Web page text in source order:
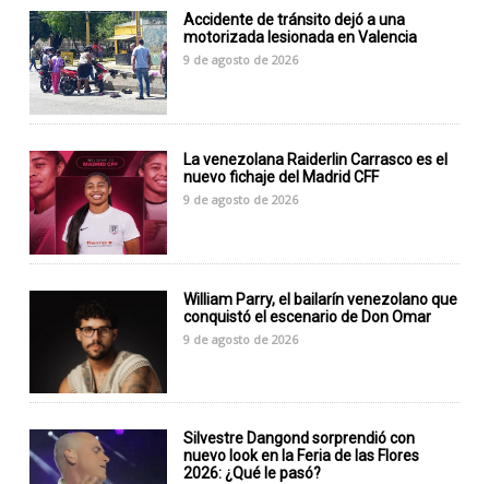
Accidente de tránsito dejó a una
motorizada lesionada en Valencia
9 de agosto de 2026
La venezolana Raiderlin Carrasco es el
nuevo fichaje del Madrid CFF
9 de agosto de 2026
William Parry, el bailarín venezolano que
conquistó el escenario de Don Omar
9 de agosto de 2026
Silvestre Dangond sorprendió con
nuevo look en la Feria de las Flores
2026: ¿Qué le pasó?